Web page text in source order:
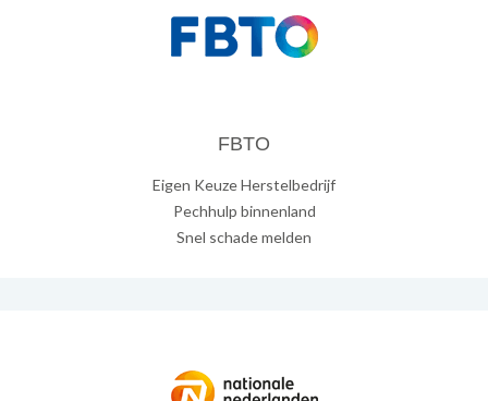
FBTO
Eigen Keuze Herstelbedrijf
Pechhulp binnenland
Snel schade melden